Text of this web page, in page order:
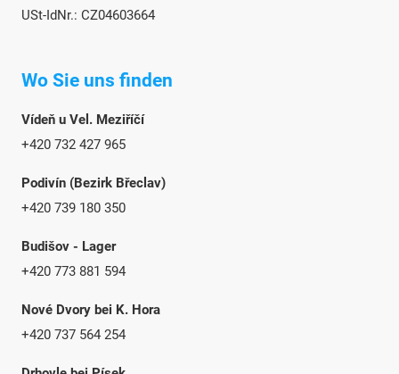
USt-IdNr.: CZ04603664
Wo Sie uns finden
Vídeň u Vel. Meziříčí
+420 732 427 965
Podivín (Bezirk Břeclav)
+420 739 180 350
Budišov - Lager
+420 773 881 594
Nové Dvory bei K. Hora
+420 737 564 254